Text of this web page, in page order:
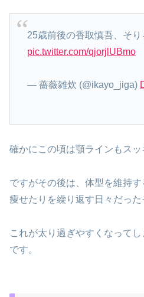
25歳前後の香取慎吾、そり
pic.twitter.com/qjorjlUBmo
— 薔薇雑炊 (@ikayo_jiga)
確かにこの頃は顎ラインもスッ
ですがその後は、体型を維持
痩せたりを繰り返す日々だった
これが太り過ぎやすくなって
です。